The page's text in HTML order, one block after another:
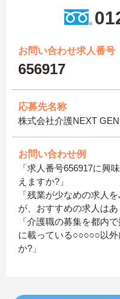
お問い合わせ求人番号
656917
応募先名称
株式会社介護NEXT
お問い合わせ例
「求人番号656917に興
えますか?」
「残業が少なめの求人
が、おすすめの求人はあ
「介護職の募集を都内
に載っている○○○○○以
か?」